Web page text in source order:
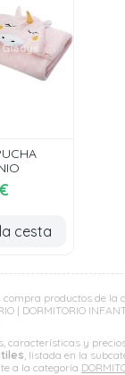
productos de la
| DORMITORIO
características y
, listada en la
a la categoría
cesta